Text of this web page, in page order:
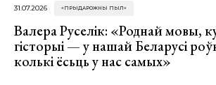
31.07.2026 «ПРЫДАРОЖНЫ ПЫЛ»
Валера Руселік: «Роднай мовы,
гісторыі — у нашай Беларусі
колькі ёсьць у нас самых»